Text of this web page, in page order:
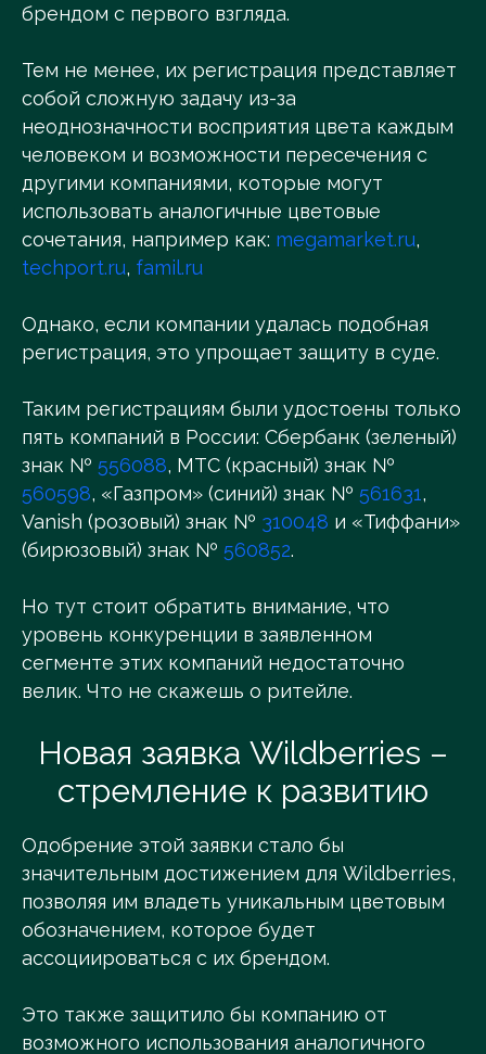
брендом с первого взгляда.
Тем не менее, их регистрация представляет
собой сложную задачу из-за
неоднозначности восприятия цвета каждым
человеком и возможности пересечения с
другими компаниями, которые могут
использовать аналогичные цветовые
сочетания, например как: megamarket.ru,
techport.ru, famil.ru
Однако, если компании удалась подобная
регистрация, это упрощает защиту в суде.
Таким регистрациям были удостоены только
пять компаний в России: Сбербанк (зеленый)
знак № 556088, МТС (красный) знак №
560598, «Газпром» (синий) знак № 561631,
Vanish (розовый) знак № 310048 и «Тиффани»
(бирюзовый) знак № 560852.
Но тут стоит обратить внимание, что
уровень конкуренции в заявленном
сегменте этих компаний недостаточно
велик. Что не скажешь о ритейле.
Новая заявка Wildberries –
стремление к развитию
Одобрение этой заявки стало бы
значительным достижением для Wildberries,
позволяя им владеть уникальным цветовым
обозначением, которое будет
ассоциироваться с их брендом.
Это также защитило бы компанию от
возможного использования аналогичного